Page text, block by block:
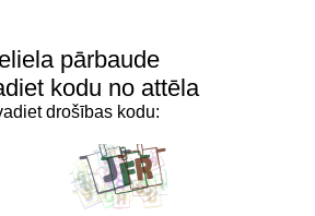
pārbaude
kodu no attēla
drošības kodu: